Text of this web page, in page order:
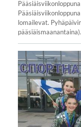
lomailevat.